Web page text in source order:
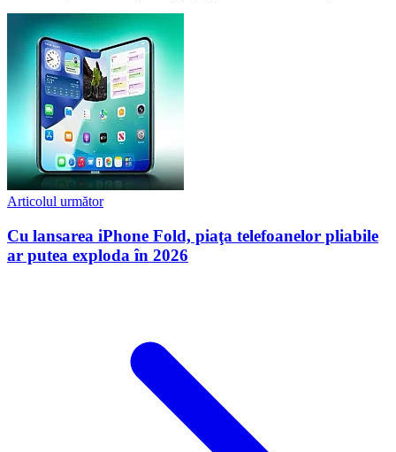
Articolul următor
Cu lansarea iPhone Fold, piaţa telefoanelor pliabile
ar putea exploda în 2026